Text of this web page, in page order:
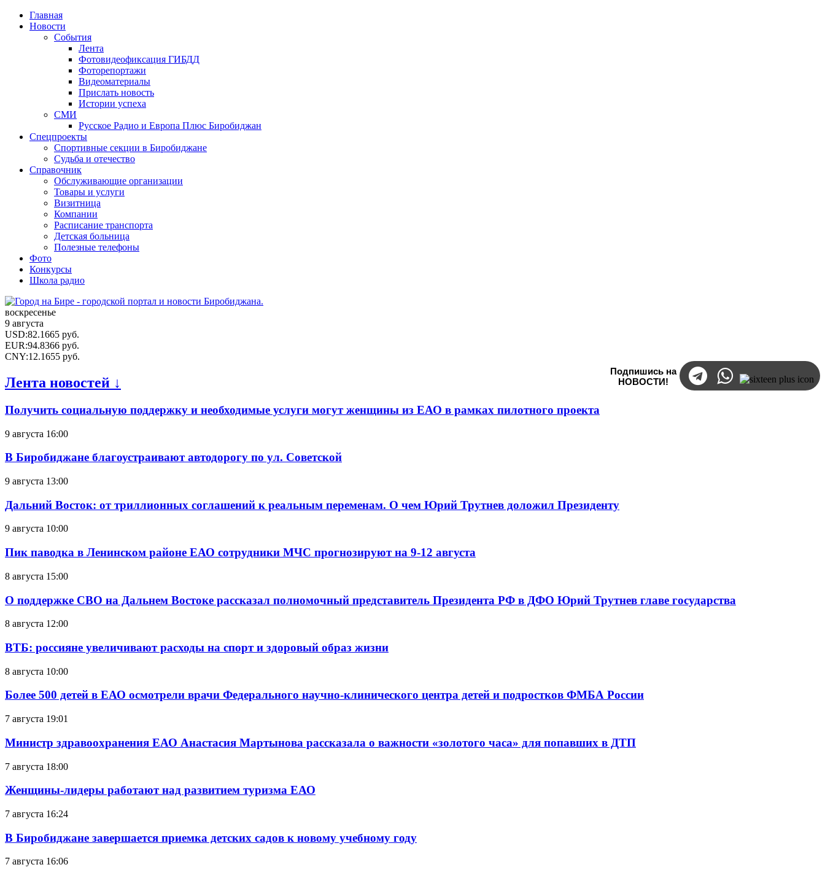
Главная
Новости
События
Лента
Фотовидеофиксация ГИБДД
Фоторепортажи
Видеоматериалы
Прислать новость
Истории успеха
СМИ
Русское Радио и Европа Плюс Биробиджан
Спецпроекты
Спортивные секции в Биробиджане
Судьба и отечество
Справочник
Обслуживающие организации
Товары и услуги
Визитница
Компании
Расписание транспорта
Детская больница
Полезные телефоны
Фото
Конкурсы
Школа радио
воскресенье
9 августа
USD:82.1665 руб.
EUR:94.8366 руб.
CNY:12.1655 руб.
Подпишись на
НОВОСТИ!
Лента новостей ↓
Получить социальную поддержку и необходимые услуги могут женщины из ЕАО в рамках пилотного проекта
9 августа 16:00
В Биробиджане благоустраивают автодорогу по ул. Советской
9 августа 13:00
Дальний Восток: от триллионных соглашений к реальным переменам. О чем Юрий Трутнев доложил Президенту
9 августа 10:00
Пик паводка в Ленинском районе ЕАО сотрудники МЧС прогнозируют на 9-12 августа
8 августа 15:00
О поддержке СВО на Дальнем Востоке рассказал полномочный представитель Президента РФ в ДФО Юрий Трутнев главе государства
8 августа 12:00
ВТБ: россияне увеличивают расходы на спорт и здоровый образ жизни
8 августа 10:00
Более 500 детей в ЕАО осмотрели врачи Федерального научно-клинического центра детей и подростков ФМБА России
7 августа 19:01
Министр здравоохранения ЕАО Анастасия Мартынова рассказала о важности «золотого часа» для попавших в ДТП
7 августа 18:00
Женщины-лидеры работают над развитием туризма ЕАО
7 августа 16:24
В Биробиджане завершается приемка детских садов к новому учебному году
7 августа 16:06